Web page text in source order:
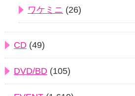
ワケミニ (26)
CD (49)
DVD/BD (105)